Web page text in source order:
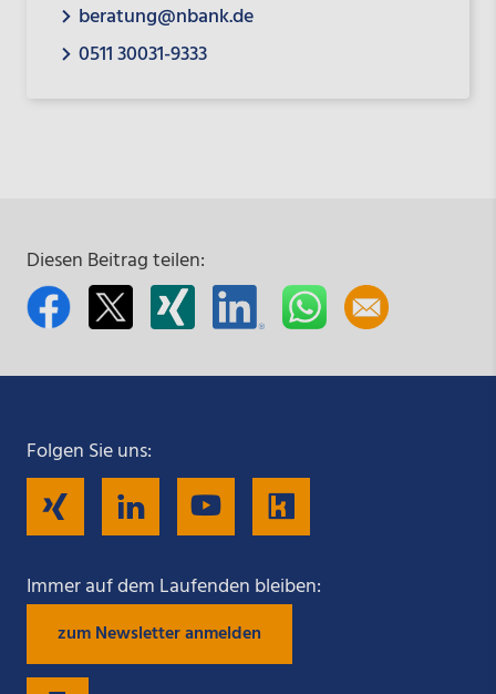
beratung@nbank.de
0511 30031-9333
Diesen Beitrag teilen:
Folgen Sie uns:
Folgen
Sie
uns
Folgen
Sie
uns
Folgen
Sie
uns
Sie
Immer auf dem Laufenden bleiben:
zum Newsletter anmelden